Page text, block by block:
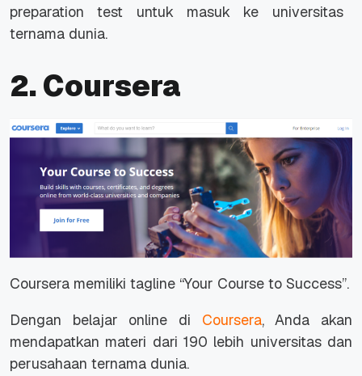
preparation test untuk masuk ke universitas
ternama dunia.
2. Coursera
Coursera memiliki tagline “Your Course to Success”.
Dengan belajar online di Coursera, Anda akan
mendapatkan materi dari 190 lebih universitas dan
perusahaan ternama dunia.